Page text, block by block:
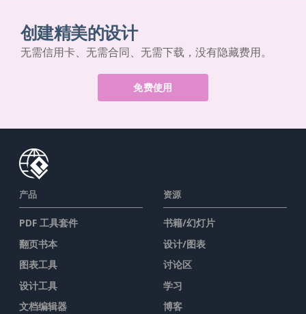
创建精美的设计
无需信用卡、无需合同、无需下载，没有隐藏费用。
免费使用
产品
PDF 工具套件
翻页书本
图表工具
设计工具
文档编辑器
资源
书籍/幻灯片
设计/图表
讨论区
学习
博客